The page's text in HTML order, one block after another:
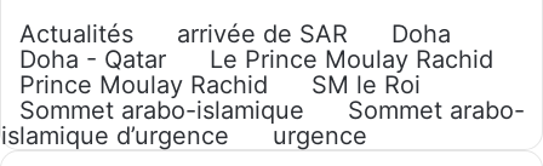
Actualités
arrivée de SAR
Doha
Doha - Qatar
Le Prince Moulay Rachid
Prince Moulay Rachid
SM le Roi
Sommet arabo-islamique
Sommet arabo-
islamique d’urgence
urgence